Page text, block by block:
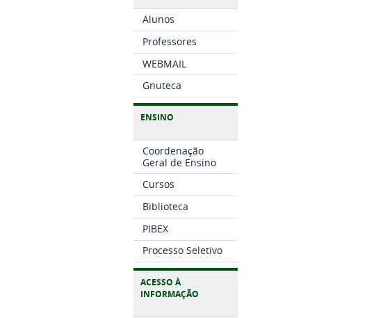
Alunos
Professores
WEBMAIL
Gnuteca
ENSINO
Coordenação
Geral de Ensino
Cursos
Biblioteca
PIBEX
Processo Seletivo
ACESSO À
INFORMAÇÃO